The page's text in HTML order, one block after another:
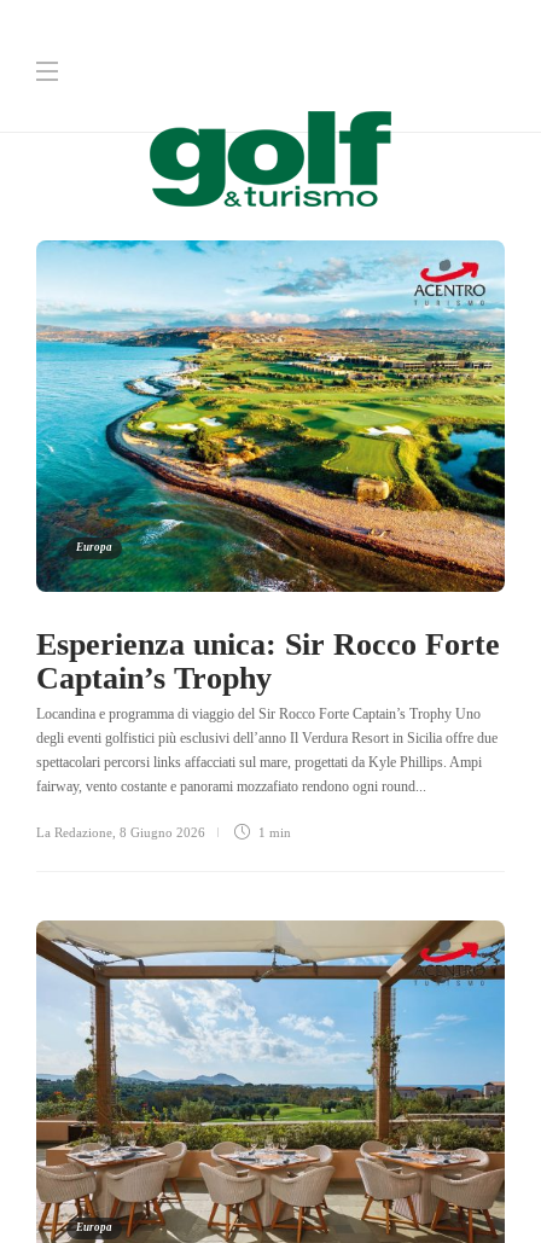
Europa
Esperienza unica: Sir Rocco Forte
Captain’s Trophy
Locandina e programma di viaggio del Sir Rocco Forte Captain’s Trophy Uno
degli eventi golfistici più esclusivi dell’anno Il Verdura Resort in Sicilia offre due
spettacolari percorsi links affacciati sul mare, progettati da Kyle Phillips. Ampi
fairway, vento costante e panorami mozzafiato rendono ogni round...
La Redazione 8 Giugno 2026 1 min
Europa